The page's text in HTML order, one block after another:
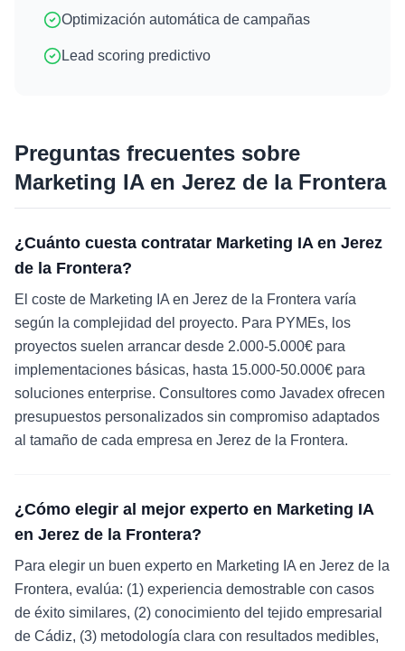
Optimización automática de campañas
Lead scoring predictivo
Preguntas frecuentes sobre
Marketing IAen Jerez de la Frontera
¿Cuánto cuesta contratar Marketing IA en Jerez
de la Frontera?
El coste de Marketing IA en Jerez de la Frontera varía
según la complejidad del proyecto. Para PYMEs, los
proyectos suelen arrancar desde 2.000-5.000€ para
implementaciones básicas, hasta 15.000-50.000€ para
soluciones enterprise. Consultores como Javadex ofrecen
presupuestos personalizados sin compromiso adaptados
al tamaño de cada empresa en Jerez de la Frontera.
¿Cómo elegir al mejor experto en Marketing IA
en Jerez de la Frontera?
Para elegir un buen experto en Marketing IA en Jerez de la
Frontera, evalúa: (1) experiencia demostrable con casos
de éxito similares, (2) conocimiento del tejido empresarial
de Cádiz, (3) metodología clara con resultados medibles,